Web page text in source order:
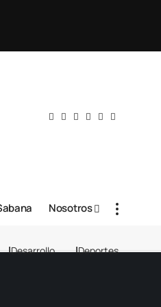
Nosotros
Desarrollo Deportes